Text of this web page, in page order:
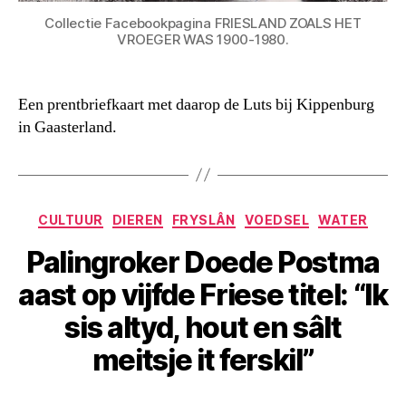
Collectie Facebookpagina FRIESLAND ZOALS HET
VROEGER WAS 1900-1980.
Een prentbriefkaart met daarop de Luts bij Kippenburg
in Gaasterland.
Categorieën
CULTUUR DIEREN FRYSLÂN VOEDSEL WATER
Palingroker Doede Postma
aast op vijfde Friese titel: “Ik
sis altyd, hout en sâlt
meitsje it ferskil”